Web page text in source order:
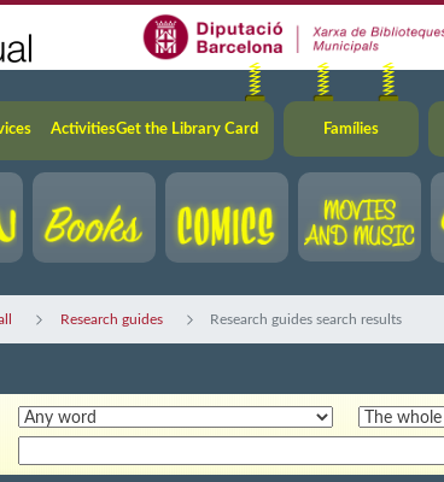
ActivitiesGet the Library Card Famílies
Research guides Research guides search results